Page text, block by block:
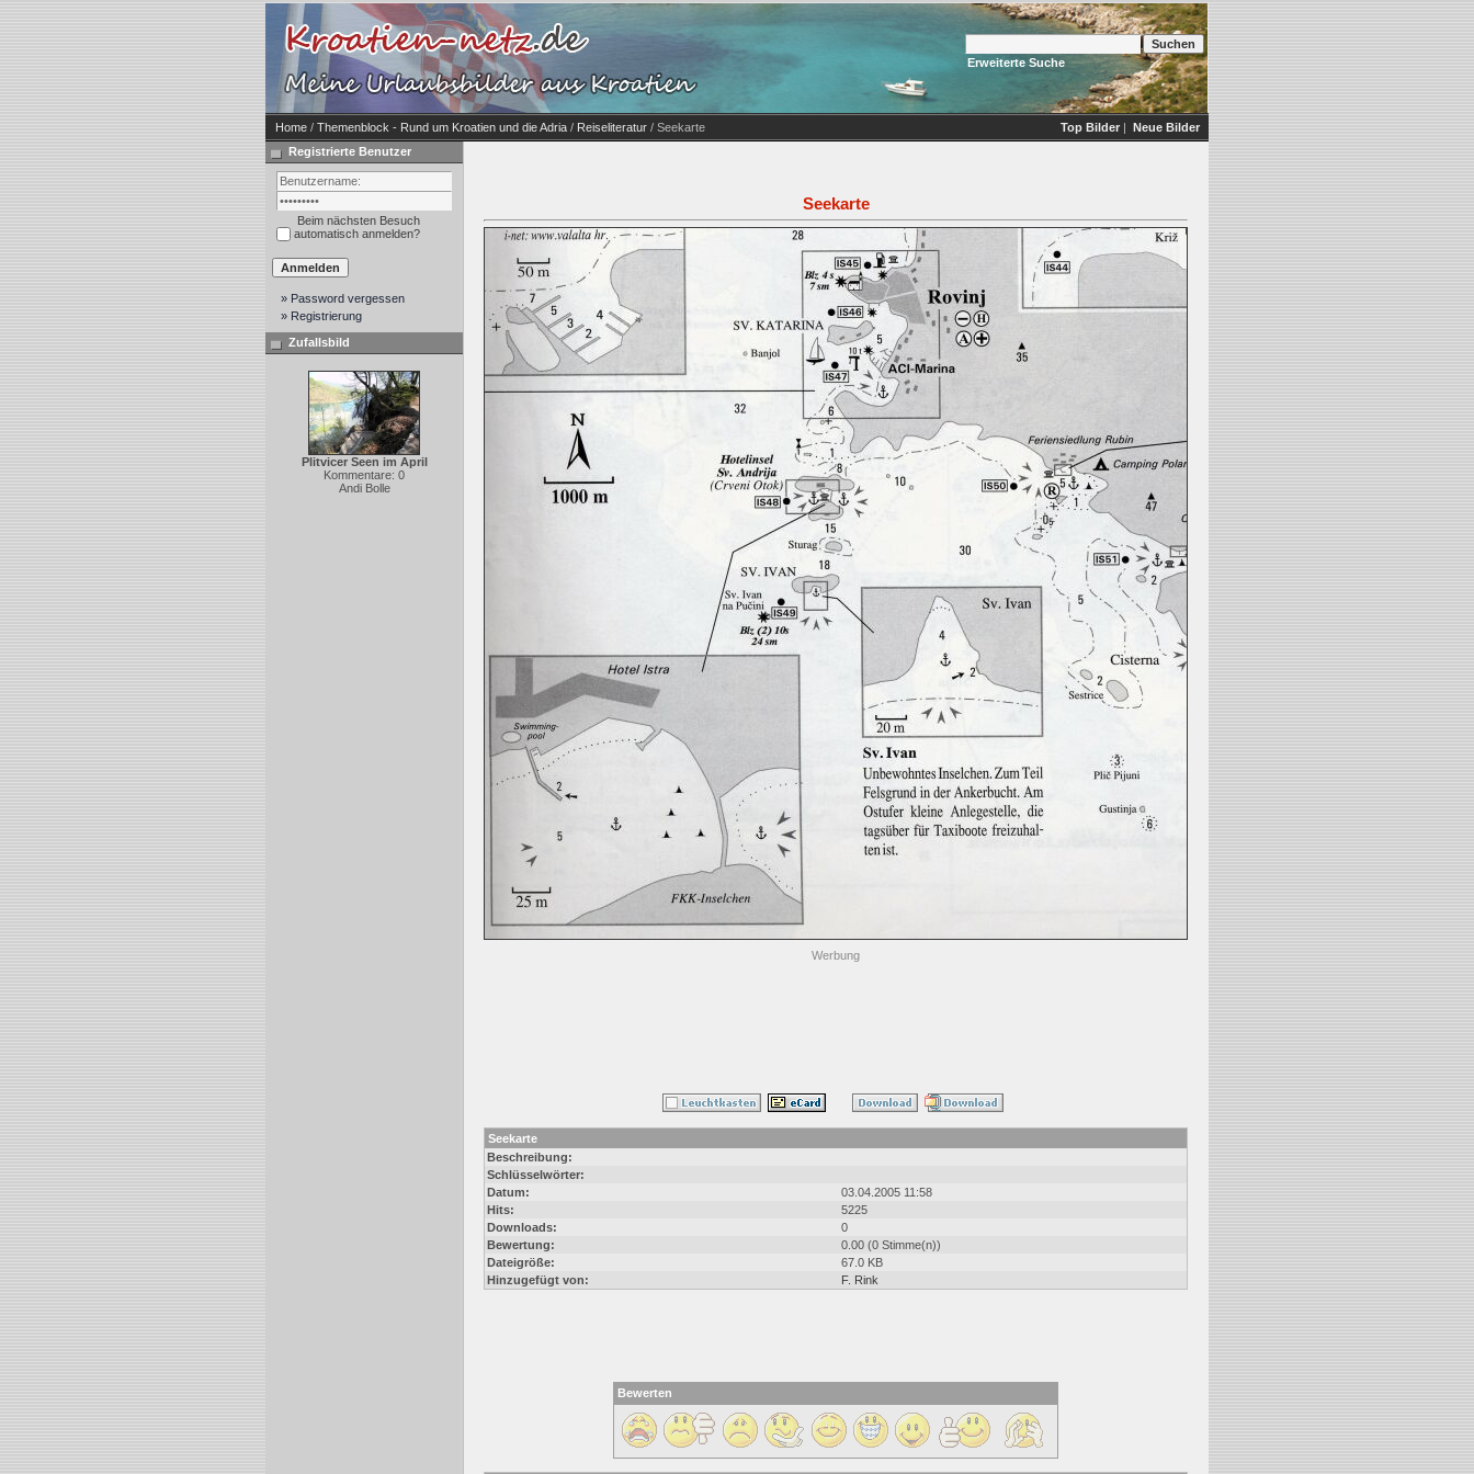
Erweiterte Suche
Home / Themenblock - Rund um Kroatien und die Adria / Reiseliteratur / Seekarte Top Bilder | Neue Bilder
Registrierte Benutzer
Beim nächsten Besuch
automatisch anmelden?
» Password vergessen
» Registrierung
Zufallsbild
Plitvicer Seen im April
Kommentare: 0
Andi Bolle
Seekarte
Werbung
Seekarte
Beschreibung:
Schlüsselwörter:
Datum:
03.04.2005 11:58
Hits:
5225
Downloads:
0
Bewertung:
0.00 (0 Stimme(n))
Dateigröße:
67.0 KB
Hinzugefügt von:
F. Rink
Bewerten